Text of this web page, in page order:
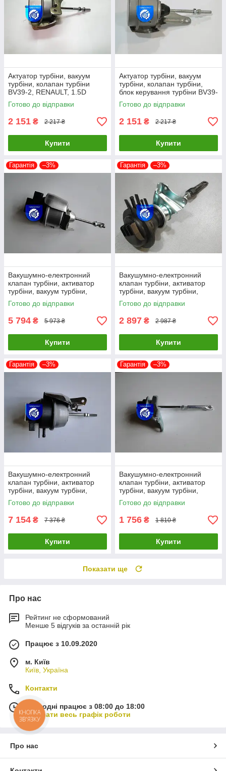
Актуатор турбіни, вакуум
турбіни, колапан турбіни
BV39-2, RENAULT, 1.5D
Готово до відправки
2 151 ₴ 2 217 ₴
Купити
Актуатор турбіни, вакуум
турбіни, колапан турбіни,
блок керування турбіни BV39-
3, VW 1.9D, 54399700029
Готово до відправки
2 151 ₴ 2 217 ₴
Купити
Гарантія –3%
Вакушумно-електронний
клапан турбіни, активатор
турбіни, вакуум турбіни,
колапан турбіни BV43E, VW
2.0D
Готово до відправки
5 794 ₴ 5 973 ₴
Купити
Гарантія –3%
Вакушумно-електронний
клапан турбіни, активатор
турбіни, вакуум турбіни,
колапан турбіни GT12
712290-0001
Готово до відправки
2 897 ₴ 2 987 ₴
Купити
Гарантія –3%
Вакушумно-електронний
клапан турбіни, активатор
турбіни, вакуум турбіни,
колапан турбіни BV43E-1
Готово до відправки
7 154 ₴ 7 376 ₴
Купити
Гарантія –3%
Вакушумно-електронний
клапан турбіни, активатор
турбіни, вакуум турбіни,
колапан турбіни GT12-1
Готово до відправки
1 756 ₴ 1 810 ₴
Купити
Показати ще
Про нас
Рейтинг не сформований
Менше 5 відгуків за останній рік
Працює з 10.09.2020
м. Київ
Київ, Україна
Контакти
Сьогодні працює з 08:00 до 18:00
Показати весь графік роботи
Про нас
КНОПКА
ЗВ'ЯЗКУ